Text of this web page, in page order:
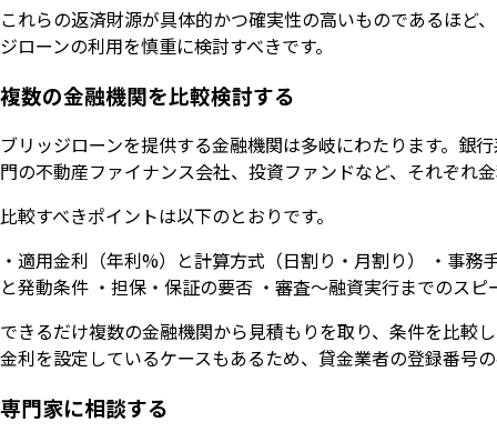
これらの返済財源が具体的かつ確実性の高いものであるほど
ジローンの利用を慎重に検討すべきです。
複数の金融機関を比較検討する
ブリッジローンを提供する金融機関は多岐にわたります。銀
門の不動産ファイナンス会社、投資ファンドなど、それぞれ
比較すべきポイントは以下のとおりです。
・適用金利（年利%）と計算方式（日割り・月割り） ・事
と発動条件 ・担保・保証の要否 ・審査〜融資実行までのスピ
できるだけ複数の金融機関から見積もりを取り、条件を比較
金利を設定しているケースもあるため、貸金業者の登録番号
専門家に相談する